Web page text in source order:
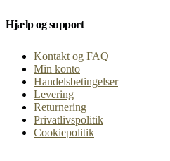
Hjælp og support
Kontakt og FAQ
Min konto
Handelsbetingelser
Levering
Returnering
Privatlivspolitik
Cookiepolitik